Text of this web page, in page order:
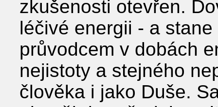
zkušenosti otevřen.
léčivé energii - a
průvodcem v dobách
nejistoty a stejného
člověka i jako Duše.